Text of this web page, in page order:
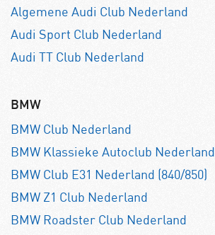
Algemene Audi Club Nederland
Audi Sport Club Nederland
Audi TT Club Nederland
BMW
BMW Club Nederland
BMW Klassieke Autoclub Nederland
BMW Club E31 Nederland (840/850)
BMW Z1 Club Nederland
BMW Roadster Club Nederland